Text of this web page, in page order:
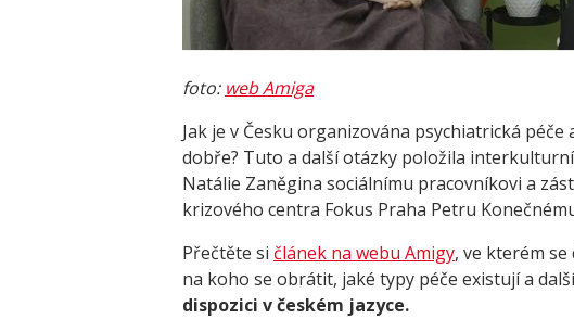
foto: web Amiga
Jak je v Česku organizována psychiatrická
dobře? Tuto a další otázky položila
Natálie Zaněgina sociálnímu pracovníkovi a
krizového centra Fokus Praha Petru
Přečtěte si článek na webu Amigy, ve kterém
na koho se obrátit, jaké typy péče existují a
dispozici v českém jazyce.